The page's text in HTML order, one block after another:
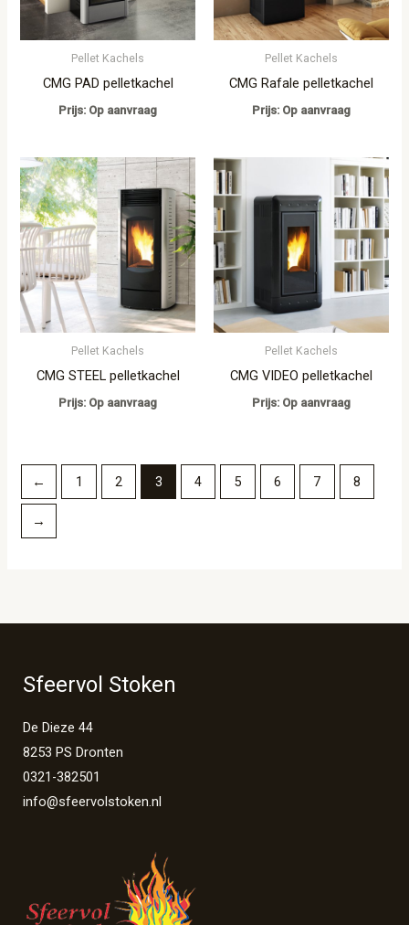
Pellet Kachels
CMG PAD pelletkachel
Prijs: Op aanvraag
Pellet Kachels
CMG Rafale pelletkachel
Prijs: Op aanvraag
Pellet Kachels
CMG STEEL pelletkachel
Prijs: Op aanvraag
Pellet Kachels
CMG VIDEO pelletkachel
Prijs: Op aanvraag
← 1 2 3 4 5 6 7 8
→
Sfeervol Stoken
De Dieze 44
8253 PS Dronten
0321-382501
info@sfeervolstoken.nl